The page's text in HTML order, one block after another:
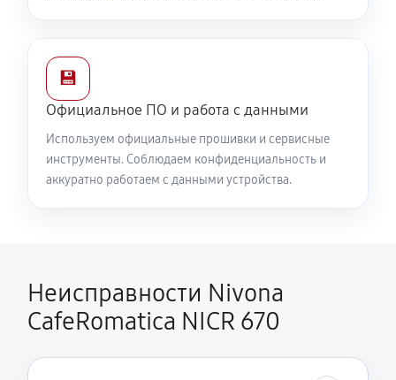
💾
Официальное ПО и работа с данными
Используем официальные прошивки и сервисные
инструменты. Соблюдаем конфиденциальность и
аккуратно работаем с данными устройства.
Неисправности Nivona
CafeRomatica NICR 670